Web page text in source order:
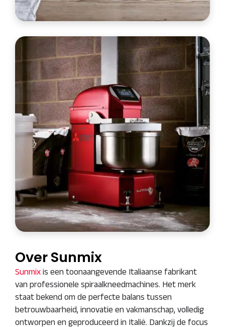
Over Sunmix
Sunmix is een toonaangevende Italiaanse fabrikant
van professionele spiraalkneedmachines. Het merk
staat bekend om de perfecte balans tussen
betrouwbaarheid, innovatie en vakmanschap, volledig
ontworpen en geproduceerd in Italië. Dankzij de focus